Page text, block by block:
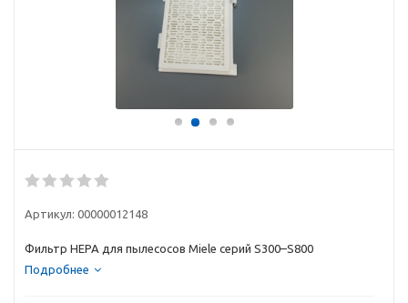
Артикул: 00000012148
Фильтр HEPA для пылесосов Miele серий S300–S800
Подробнее